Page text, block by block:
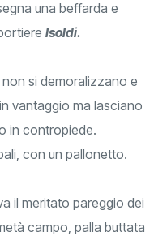
una beffarda e
Isoldi.
non si demoralizzano e
vantaggio ma lasciano
in contropiede.
con un pallonetto.
il meritato pareggio dei
campo, palla buttata